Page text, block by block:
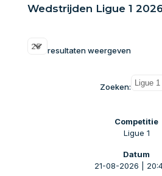
Wedstrijden Ligue 1
resultaten weergeven
Zoeken:
Ligue 1
21-08-2026 |